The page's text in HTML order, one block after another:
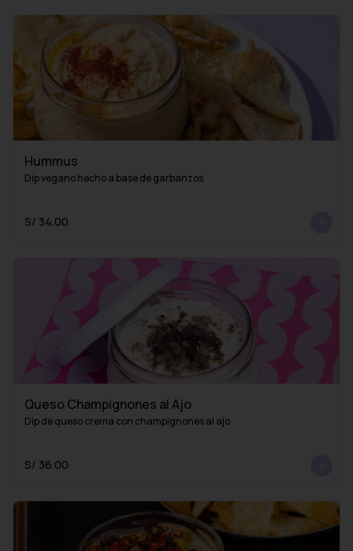
Hummus
Dip vegano hecho a base de garbanzos
S/ 34.00
Queso Champignones al Ajo
Dip de queso crema con champignones al ajo
S/ 36.00